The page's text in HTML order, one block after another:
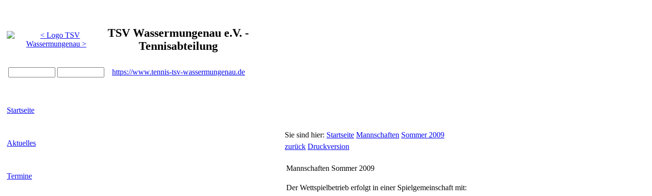
TSV Wassermungenau e.V. -
Tennisabteilung
https://www.tennis-tsv-wassermungenau.de
Startseite
Aktuelles
Termine
Sie sind hier: Startseite Mannschaften Sommer 2009
zurück Druckversion
Mannschaften Sommer 2009
Der Wettspielbetrieb erfolgt in einer Spielgemeinschaft mit: